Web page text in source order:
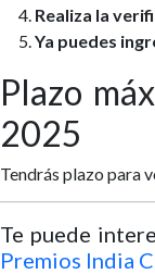
Realiza la
Ya puedes
Plazo
2025
Tendrás plazo para
Te puede
Premios India